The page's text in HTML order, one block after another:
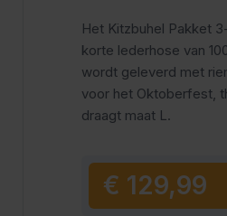
Het Kitzbuhel Pakket
korte lederhose van
wordt geleverd met
voor het Oktoberfest,
draagt maat L.
Vanaf
€ 129,99